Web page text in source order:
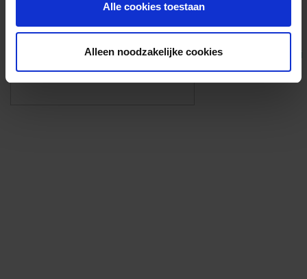
Alle cookies toestaan
Alleen noodzakelijke cookies Eigen foto’s